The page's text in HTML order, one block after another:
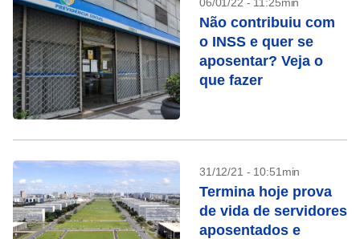
Não contribuiu com
o INSS e quer se
aposentar? Veja o
que fazer
31/12/21 - 10:51min
Termina hoje prova
de vida de servidores
aposentados e